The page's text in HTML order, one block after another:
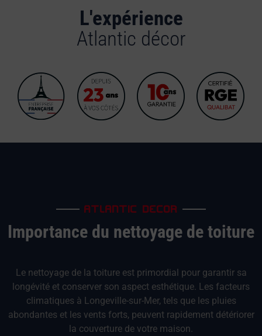
L'expérience
Atlantic décor
ATLANTIC DECOR
Importance du nettoyage de toiture
Le nettoyage de la toiture est primordial pour garantir sa
longévité et conserver son aspect esthétique. Les facteurs
climatiques à Longeville-sur-Mer, tels que les pluies
abondantes et les vents forts, peuvent rapidement détériorer
la couverture de votre maison.